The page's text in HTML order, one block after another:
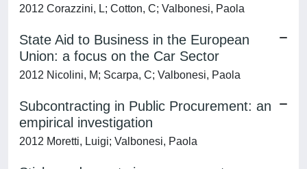
2012 Corazzini, L; Cotton, C; Valbonesi, Paola
State Aid to Business in the European
Union: a focus on the Car Sector
2012 Nicolini, M; Scarpa, C; Valbonesi, Paola
Subcontracting in Public Procurement: an
empirical investigation
2012 Moretti, Luigi; Valbonesi, Paola